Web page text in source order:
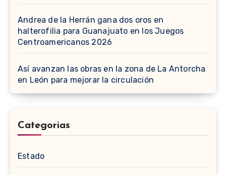
Andrea de la Herrán gana dos oros en
halterofilia para Guanajuato en los Juegos
Centroamericanos 2026
Así avanzan las obras en la zona de La Antorcha
en León para mejorar la circulación
Categorias
Estado